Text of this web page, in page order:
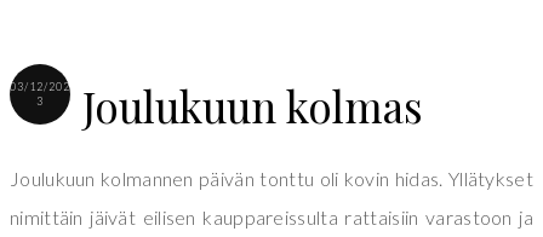
03/12/202
3
Joulukuun kolmas
Joulukuun kolmannen päivän tonttu oli kovin hidas. Yllätykset
nimittäin jäivät eilisen kauppareissulta rattaisiin varastoon ja